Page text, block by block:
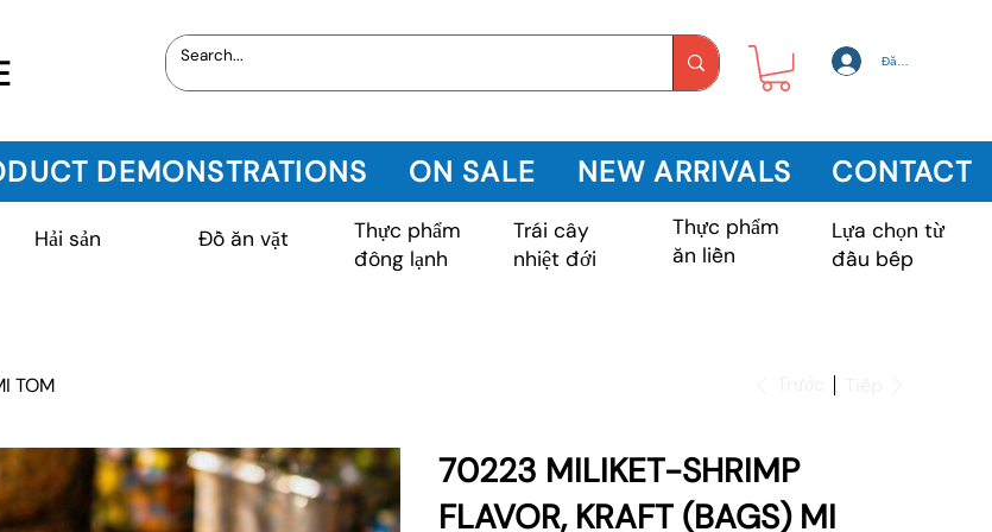
Đăng nhập
DEMONSTRATIONS ON SALE NEW ARRIVALS CONTACT
Hải sản Đồ ăn vặt
Thực phẩm
đông lạnh
Trái cây
nhiệt đới
Thực phẩm
ăn liền
Lựa chọn từ
đầu bếp
TOM
70223 MILIKET-SHRIMP
FLAVOR, KRAFT (BAGS) MI